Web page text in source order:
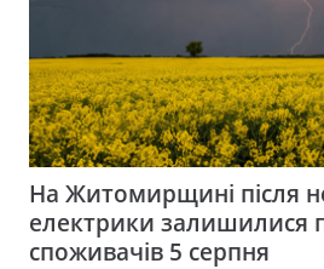
На Житомирщині після
електрики залишилися
споживачів 5 серпня